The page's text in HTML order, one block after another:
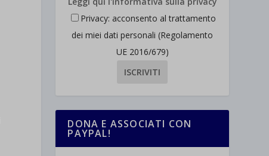
Privacy: acconsento al trattamento
dei miei dati personali (Regolamento
UE 2016/679)
DONA E ASSOCIATI CON
PAYPAL!